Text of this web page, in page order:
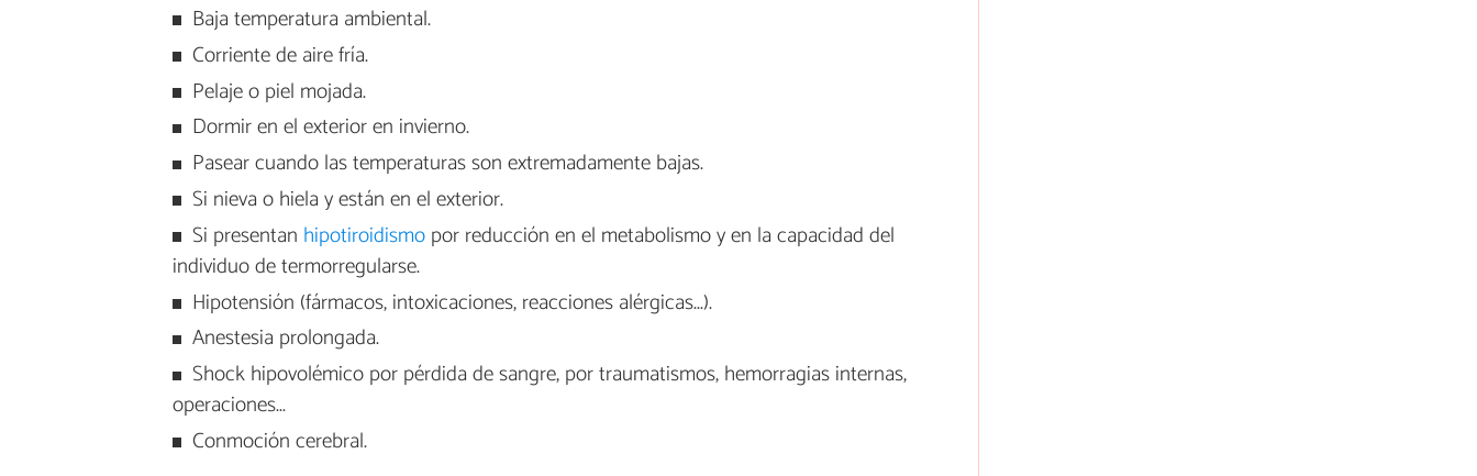
Baja temperatura ambiental.
Corriente de aire fría.
Pelaje o piel mojada.
Dormir en el exterior en invierno.
Pasear cuando las temperaturas son extremadamente bajas.
Si nieva o hiela y están en el exterior.
Si presentan hipotiroidismopor reducción en el metabolismo y en la capacidad del
individuo de termorregularse.
Hipotensión (fármacos, intoxicaciones, reacciones alérgicas...).
Anestesia prolongada.
Shock hipovolémico por pérdida de sangre, por traumatismos, hemorragias internas,
operaciones...
Conmoción cerebral.